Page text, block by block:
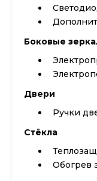
Боковые
Двери
Ручки
Стёкла
Обогрев